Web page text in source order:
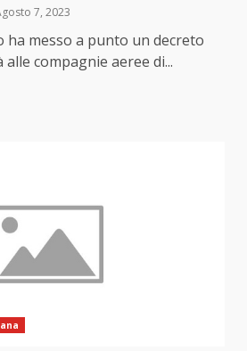
7, 2023
ha messo a punto un decreto
compagnie aeree di...